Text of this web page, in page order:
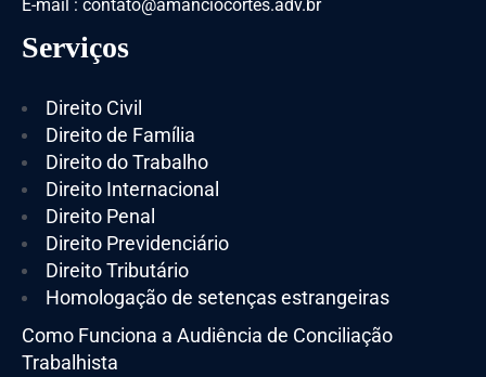
E-mail : contato@amanciocortes.adv.br
Serviços
Direito Civil
Direito de Família
Direito do Trabalho
Direito Internacional
Direito Penal
Direito Previdenciário
Direito Tributário
Homologação de setenças estrangeiras
Como Funciona a Audiência de Conciliação
Trabalhista